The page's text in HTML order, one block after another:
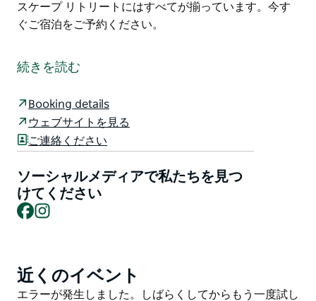
スケープ リトリートにはすべてが揃っています。今す
ぐご宿泊をご予約ください。
帯雨林の素晴らしい景色を眺めることができ、薪暖炉、
スマートテレビが備わっています。フレンチドアは広々
がら屋外での食事やバーでのドリンクをお楽しみいただ
けます。
広々としたベッドルームと4人用のサウナを備えた上品
な内装で、観光で忙しい一日を過ごした後にリラックス
しておくつろぎいただけます。
キアマの近くのビーチや、週末のマーケットやブティッ
ジャンバルー アクション パークで冒険に満ちた 1 日を
過ごしたい場合でも、屋外でリラックスした 1 日を過ご
続きを読む
Booking details
ウェブサイトを見る
ご連絡ください
ソーシャルメディアで私たちを見つ
けてください
Facebook
Product
List
近くのイベント
Product
エラーが発生しました。しばらくしてからもう一度試し